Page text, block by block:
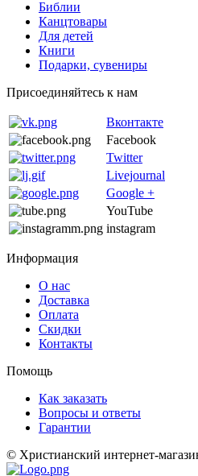
Библии
Канцтовары
Для детей
Книги
Подарки, сувениры
Присоединяйтесь к нам
Вконтакте
Facebook
Twitter
Livejournal
Google +
YouTube
instagram
Информация
О нас
Доставка
Оплата
Скидки
Контакты
Помощь
Как заказать
Вопросы и ответы
Гарантии
© Христианский интернет-